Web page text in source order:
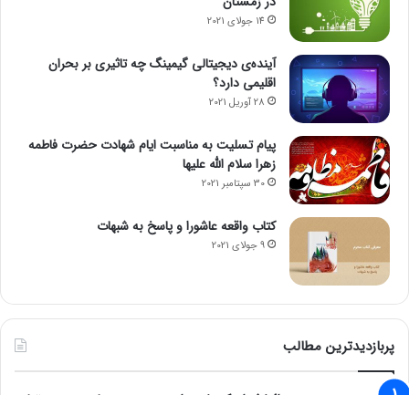
14 جولای 2021
آینده‌ی دیجیتالی گیمینگ چه تاثیری بر بحران
اقلیمی دارد؟
28 آوریل 2021
پیام تسلیت به مناسبت ایام شهادت حضرت فاطمه
زهرا سلام الله علیها
30 سپتامبر 2021
کتاب واقعه عاشورا و پاسخ به شبهات
9 جولای 2021
پربازدیدترین مطالب